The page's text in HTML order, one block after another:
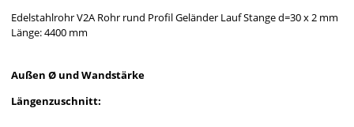
Edelstahlrohr V2A Rohr rund Profil Geländer Lauf Stange d=30 x 2 mm
Länge: 4400 mm
Außen Ø und Wandstärke
Längenzuschnitt: